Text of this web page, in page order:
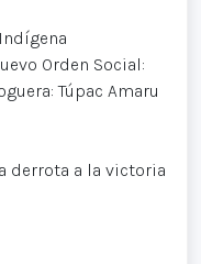
Orden Social:
Túpac Amaru
derrota a la victoria